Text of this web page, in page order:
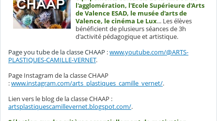
l'agglomération, l'Ecole Supérieure d'Arts
de Valence ESAD, le musée d'arts de
Valence, le cinéma Le Lux... Les élèves
bénéficient de plusieurs séances de 3h
d'activité pédagogique et artistique.
Page you tube de la classe CHAAP :www.youtube.com/@ARTS-
PLASTIQUES-CAMILLE-VERNET.
Page Instagram de la classe CHAAP
:www.instagram.com/arts_plastiques_camille_vernet/.
Lien vers le blog de la classe CHAAP :
artsplastiquescamillevernet.blogspot.com/.